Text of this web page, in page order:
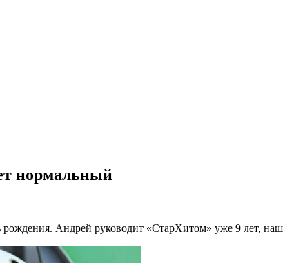
нормальный
рождения. Андрей руководит «СтарХитом» уже 9 лет,